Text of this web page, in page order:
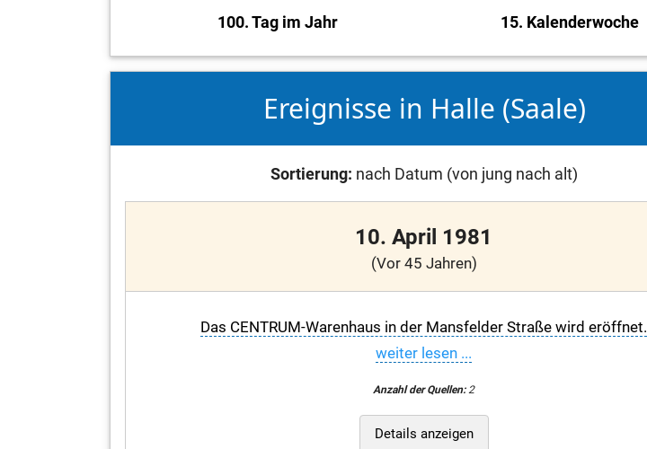
100. Tag im Jahr 15. Kalenderwoche
Ereignisse in Halle (Saale)
Sortierung: nach Datum (von jung nach alt)
10. April 1981
(Vor 45 Jahren)
Das CENTRUM-Warenhaus in der Mansfelder Straße wird eröffnet.
weiter lesen ...
Anzahl der Quellen:2
Details anzeigen